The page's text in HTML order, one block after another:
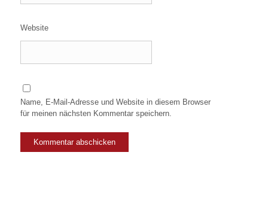
Website
Name, E-Mail-Adresse und Website in diesem Browser
für meinen nächsten Kommentar speichern.